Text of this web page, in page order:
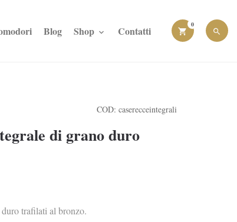
0
Blog Shop Contatti
COD: caserecceintegrali
di grano duro
trafilati al bronzo.